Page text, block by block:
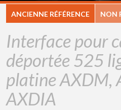
ANCIENNE RÉFÉRENCE NON
Interface pour
déportée 525
platine AXDM,
AXDIA